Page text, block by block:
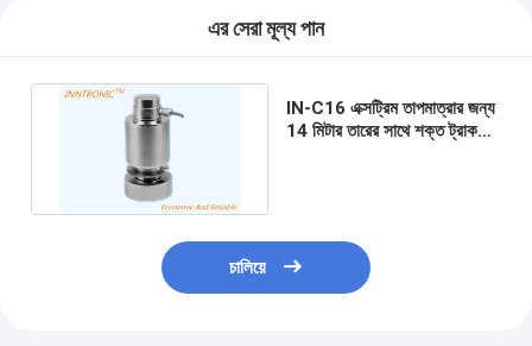
এর সেরা মূল্য পান
IN-C16 এক্সট্রিম তাপমাত্রার জন্য
14 মিটার তারের সাথে শক্ত ট্রাক
চালিয়ে